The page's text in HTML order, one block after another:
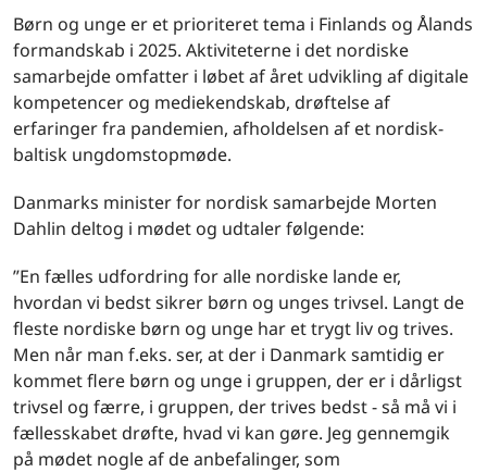
Børn og unge er et prioriteret tema i Finlands og Ålands
formandskab i 2025. Aktiviteterne i det nordiske
samarbejde omfatter i løbet af året udvikling af digitale
kompetencer og mediekendskab, drøftelse af
erfaringer fra pandemien, afholdelsen af et nordisk-
baltisk ungdomstopmøde.
Danmarks minister for nordisk samarbejde Morten
Dahlin deltog i mødet og udtaler følgende:
”En fælles udfordring for alle nordiske lande er,
hvordan vi bedst sikrer børn og unges trivsel. Langt de
fleste nordiske børn og unge har et trygt liv og trives.
Men når man f.eks. ser, at der i Danmark samtidig er
kommet flere børn og unge i gruppen, der er i dårligst
trivsel og færre, i gruppen, der trives bedst - så må vi i
fællesskabet drøfte, hvad vi kan gøre. Jeg gennemgik
på mødet nogle af de anbefalinger, som